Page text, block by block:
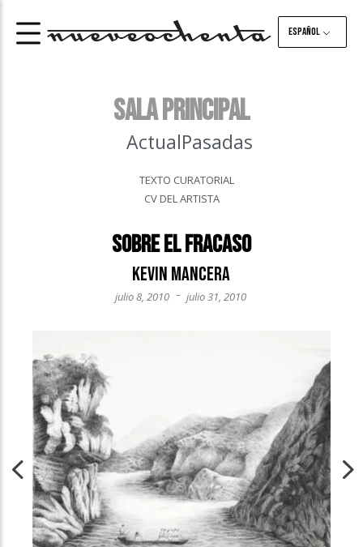
Español
Sala principal
ActualPasadas
TEXTO CURATORIAL
CV DEL ARTISTA
Sobre el fracaso
Kevin Mancera
julio 8, 2010 – julio 31, 2010